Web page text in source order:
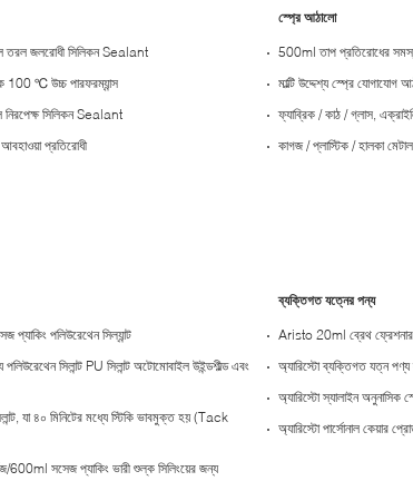
তরল জলরোধী সিলিকন Sealant
100 ℃ উচ্চ পারফরম্যান্স
নিরপেক্ষ সিলিকন Sealant
প্রতিরোধী
স্প্রে আঠালো
500ml তাপ প্রতিরোধের
মাল্টি উদ্দেশ্য স্প্রে
ফ্যাব্রিক / কাঠ / গ্লাস,
কাগজ / প্লাস্টিক / হালকা
প্যাকিং পলিউরেথেন সিল্যান্ট
সিলান্ট PU সিলান্ট অটোমোবাইল উইন্ডশীল্ড এবং
যা ৪০ মিনিটের মধ্যে স্টিকি ভাবমুক্ত হয় (Tack
600ml সসেজ প্যাকিং ভারী শুল্ক সিলিংয়ের জন্য
ব্যক্তিগত যত্নের পন্য
Aristo 20ml ব্রেথ ফ্রেশনার
অ্যারিস্টো ব্যক্তিগত যত্ন পণ্য
অ্যারিস্টো স্যালাইন
অ্যারিস্টো পার্সোনাল কেয়ার